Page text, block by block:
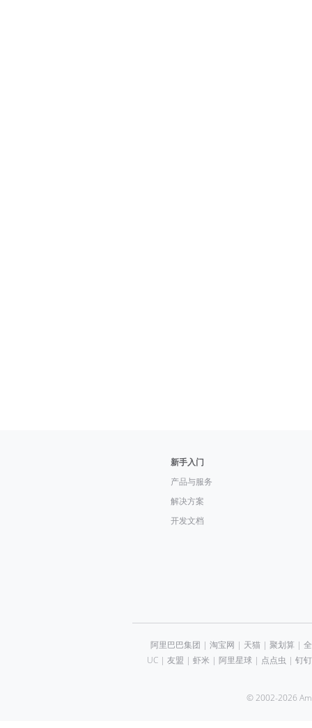
新手入门
产品与服务
解决方案
开发文档
阿里巴巴集团 | 淘宝网 | 天猫| 聚划算 |
UC| 友盟 | 虾米 | 阿里星球| 点点虫 | 钉钉
© 2002-2026